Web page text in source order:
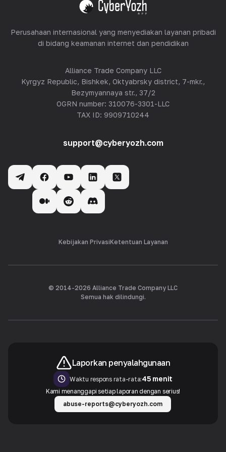
Lihat semua
Perusahaan internasional yang menyediakan layanan pribadi
di bidang keamanan internet dan pendidikan
Alliance Trade Company LLC
Kyrgyz Republic, Bishkek, Oktyabrsky district, 7-mkr.,
Bezymyannaya str., 37/2
OGRN number: 310076-3301-LLC
TAX ID: 9909710244
support@cyberyozh.com
Kebijakan PrivasiKetentuan Layanan
© 2014-2026 Alliance Trade Company LLC
Semua hak dilindungi.
Laporkan penyalahgunaan
Waktu respons rata-rata:45 menit
Kami menanggapi setiap laporan dengan serius!
abuse-reports@cyberyozh.com